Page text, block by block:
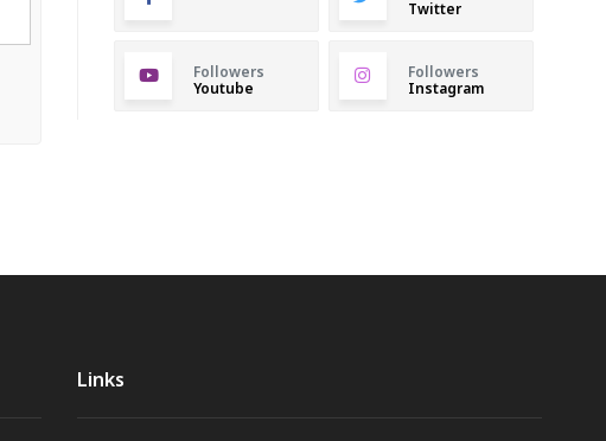
Twitter
Followers
Youtube
Followers
Instagram
Links